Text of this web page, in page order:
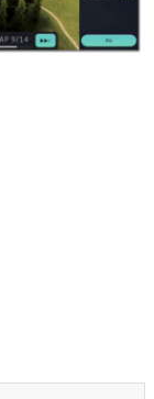
力を画面や操作の
で骨太な評論連載